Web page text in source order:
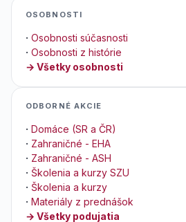
OSOBNOSTI
· Osobnosti súčasnosti
· Osobnosti z histórie
→ Všetky osobnosti
ODBORNÉ AKCIE
· Domáce (SR a ČR)
· Zahraničné - EHA
· Zahraničné - ASH
· Školenia a kurzy SZU
· Školenia a kurzy
· Materiály z prednášok
→ Všetky podujatia